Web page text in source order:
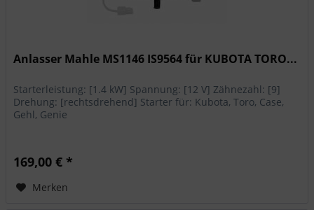
Anlasser Mahle MS1146 IS9564 für KUBOTA TORO...
Starterleistung: [1.4 kW] Spannung: [12 V] Zähnezahl: [9]
Drehung: [rechtsdrehend] Starter für: Kubota, Toro, Case,
Gehl, Genie
169,00 € *
Merken